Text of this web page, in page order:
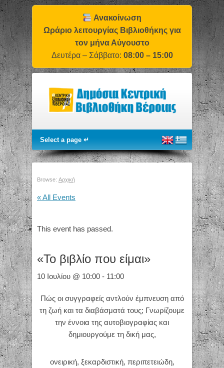
Ανακοίνωση
Ωράριο λειτουργίας Βιβλιοθήκης για
τον μήνα Αύγουστο
Δευτέρα – Σάββατο: 08:00 – 15:00
Browse: Αρχική
« All Events
This event has passed.
«Το βιβλίο που είμαι»
10 Ιουλίου @ 10:00 - 11:00
Πώς οι συγγραφείς αντλούν έμπνευση από
τη ζωή και τα διαβάσματά τους; Γνωρίζουμε
την έννοια της αυτοβιογραφίας και
δημιουργούμε τη δική μας,
ονειρική, ξεκαρδιστική, περιπετειώδη,